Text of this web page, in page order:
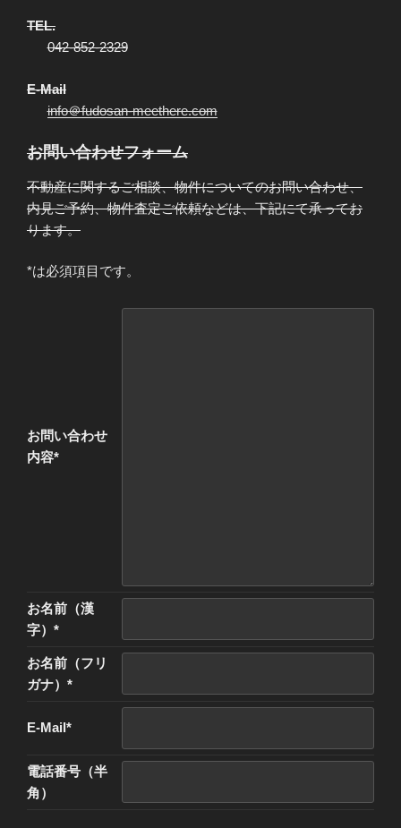
TEL.
042-852-2329
E-Mail
info＠fudosan-meethere.com
お問い合わせフォーム
不動産に関するご相談、物件についてのお問い合わせ、
内見ご予約、物件査定ご依頼などは、下記にて承ってお
ります。
*は必須項目です。
お問い合わせ
内容*
お名前（漢
字）*
お名前（フリ
ガナ）*
E-Mail*
電話番号（半
角）